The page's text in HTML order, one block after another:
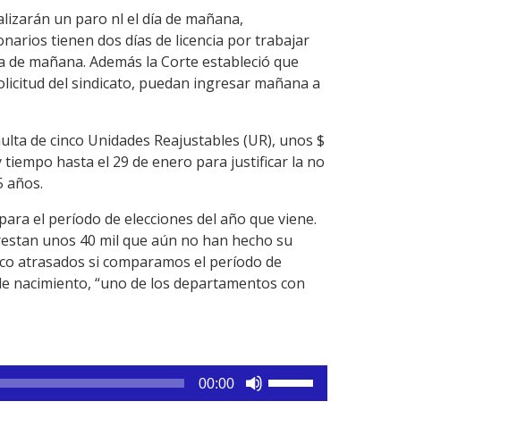
un paro nl el día de mañana,
tienen dos días de licencia por trabajar
mañana. Además la Corte estableció que
del sindicato, puedan ingresar mañana a
de cinco Unidades Reajustables (UR), unos $
hasta el 29 de enero para justificar la no
años.
el período de elecciones del año que viene.
unos 40 mil que aún no han hecho su
atrasados si comparamos el período de
nacimiento, “uno de los departamentos con
00:00